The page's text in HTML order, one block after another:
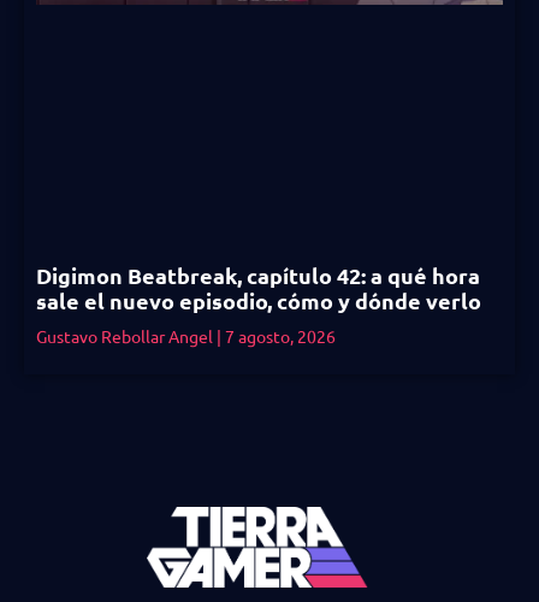
Digimon Beatbreak, capítulo 42: a qué hora
sale el nuevo episodio, cómo y dónde verlo
Gustavo Rebollar Angel 7 agosto, 2026